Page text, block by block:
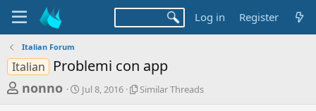
Log in Register
Italian Forum
Italian Problemi con app
T
nonno
S
t
Jul 8, 2016
S
Similar Threads